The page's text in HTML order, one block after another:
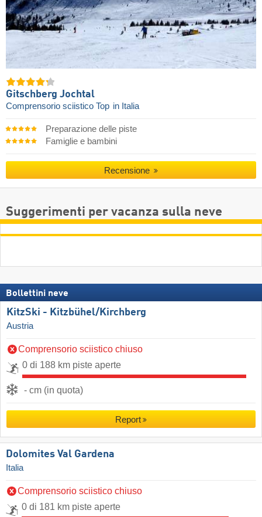
Gitschberg Jochtal
Comprensorio sciistico Top in Italia
Preparazione delle piste
Famiglie e bambini
Recensione
Suggerimenti per vacanza sulla neve
Bollettini neve
KitzSki - Kitzbühel/​Kirchberg
Austria
Comprensorio sciistico chiuso
0 di 188 km piste aperte
- cm (in quota)
Report
Dolomites Val Gardena
Italia
Comprensorio sciistico chiuso
0 di 181 km piste aperte